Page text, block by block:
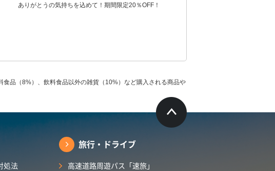
ありがとうの気持ちを込めて！期間限定20％OFF！
品（8%）、飲料食品以外の雑貨（10%）など購入される商品や
処法
旅行・ドライブ
高速道路周遊パス「速旅」